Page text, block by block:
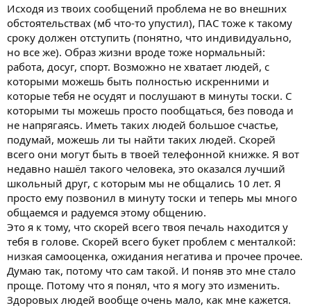
Исходя из твоих сообщений проблема не во внешних
обстоятельствах (мб что-то упустил), ПАС тоже к такому
сроку должен отступить (понятно, что индивидуально,
но все же). Образ жизни вроде тоже нормальный:
работа, досуг, спорт. Возможно не хватает людей, с
которыми можешь быть полностью искренними и
которые тебя не осудят и послушают в минуты тоски. С
которыми ты можешь просто пообщаться, без повода и
не напрягаясь. Иметь таких людей большое счастье,
подумай, можешь ли ты найти таких людей. Скорей
всего они могут быть в твоей телефонной книжке. Я вот
недавно нашёл такого человека, это оказался лучший
школьный друг, с которым мы не общались 10 лет. Я
просто ему позвонил в минуту тоски и теперь мы много
общаемся и радуемся этому общению.
Это я к тому, что скорей всего твоя печаль находится у
тебя в голове. Скорей всего букет проблем с менталкой:
низкая самооценка, ожидания негатива и прочее прочее.
Думаю так, потому что сам такой. И поняв это мне стало
проще. Потому что я понял, что я могу это изменить.
Здоровых людей вообще очень мало, как мне кажется.